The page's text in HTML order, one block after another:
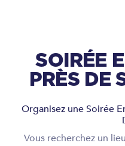
SOIRÉE
PRÈS DE
Organisez une Soirée
Vous recherchez un